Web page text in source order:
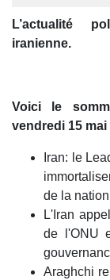
57
seconds
L’actualité
iranienne.
Voici le
vendredi 15 mai
Iran: le
de la nation
L'Iran
de l'ONU
Araghchi